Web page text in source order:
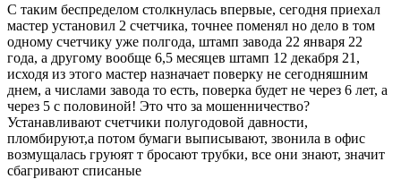
С таким беспределом столкнулась впервые, сегодня приехал
мастер установил 2 счетчика, точнее поменял но дело в том
одному счетчику уже полгода, штамп завода 22 января 22
года, а другому вообще 6,5 месяцев штамп 12 декабря 21,
исходя из этого мастер назначает поверку не сегодняшним
днем, а числами завода то есть, поверка будет не через 6 лет, а
через 5 с половиной! Это что за мошенничество?
Устанавливают счетчики полугодовой давности,
пломбируют,а потом бумаги выписывают, звонила в офис
возмущалась груюят т бросают трубки, все они знают, значит
сбагривают списаные